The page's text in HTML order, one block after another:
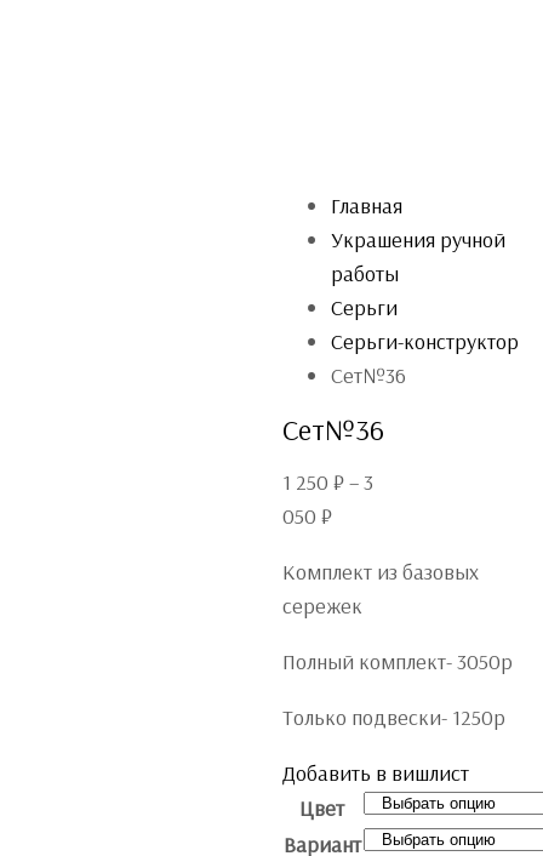
Главная
Украшения ручной
работы
Серьги
Серьги-конструктор
Сет№36
Сет№36
1 250 ₽–3
050 ₽
Комплект из базовых
сережек
Полный комплект- 3050р
Только подвески- 1250р
Добавить в вишлист
Цвет
Вариант